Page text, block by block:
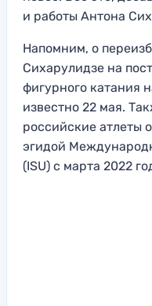
и работы Антона
Напомним, о
Сихарулидзе на
фигурного катания
известно 22 мая.
российские атлеты
эгидой
(ISU) с марта 2022